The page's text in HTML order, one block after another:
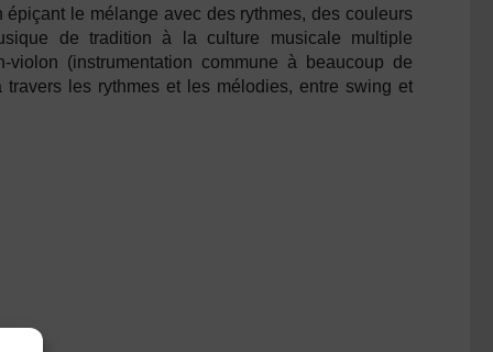
le mélange avec des rythmes, des couleurs
de tradition à la culture musicale multiple
(instrumentation commune à beaucoup de
les rythmes et les mélodies, entre swing et